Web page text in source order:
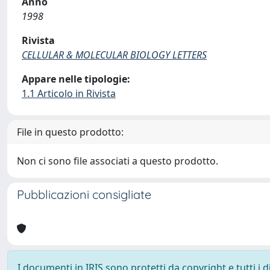
1998
Rivista
CELLULAR & MOLECULAR BIOLOGY LETTERS
Appare nelle tipologie:
1.1 Articolo in Rivista
File in questo prodotto:
Non ci sono file associati a questo prodotto.
Pubblicazioni consigliate